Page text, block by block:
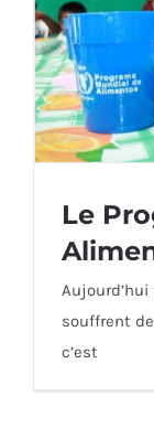
Le
Le
souffrent
c’est